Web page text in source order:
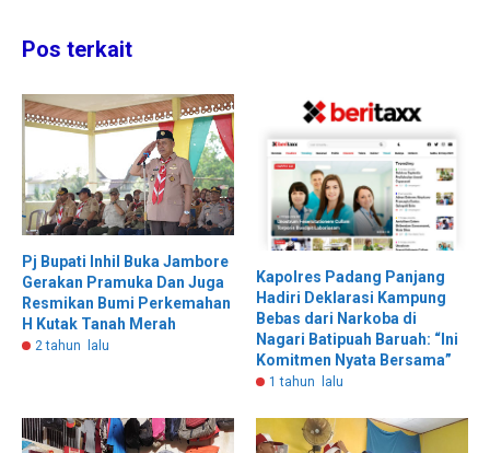
Pos terkait
Pj Bupati Inhil Buka Jambore
Gerakan Pramuka Dan Juga
Resmikan Bumi Perkemahan
H Kutak Tanah Merah
2 tahun lalu
Kapolres Padang Panjang
Hadiri Deklarasi Kampung
Bebas dari Narkoba di
Nagari Batipuah Baruah: “Ini
Komitmen Nyata Bersama”
1 tahun lalu